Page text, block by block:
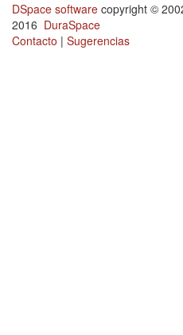
DSpace software copyright ©
2016 DuraSpace
Contacto | Sugerencias